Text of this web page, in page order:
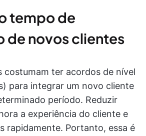
tempo de
de novos clientes
costumam ter acordos de nível
para integrar um novo cliente
período. Reduzir
a experiência do cliente e
rapidamente. Portanto, essa é